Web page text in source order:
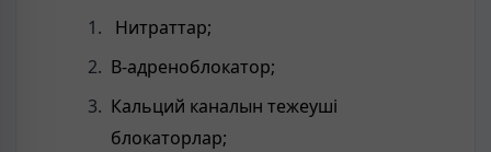
Нитраттар;
В-адреноблокатор;
Кальций каналын тежеуші
блокаторлар;